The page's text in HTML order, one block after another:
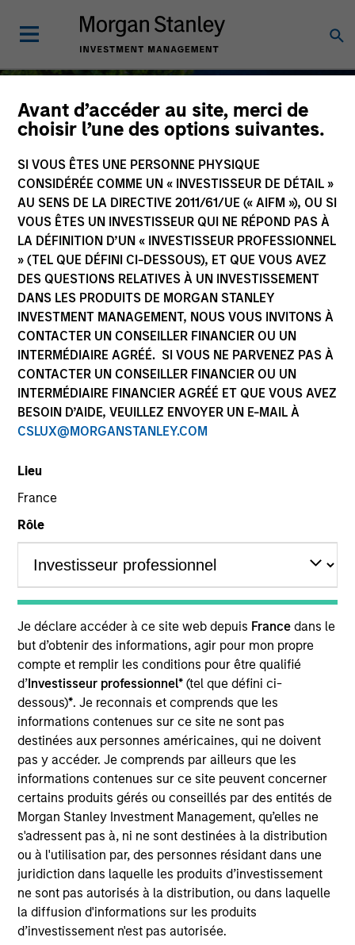
Avant d’accéder au site, merci de
choisir l’une des options suivantes.
SI VOUS ÊTES UNE PERSONNE PHYSIQUE
CONSIDÉRÉE COMME UN « INVESTISSEUR DE DÉTAIL »
AU SENS DE LA DIRECTIVE 2011/61/UE (« AIFM »), OU SI
VOUS ÊTES UN INVESTISSEUR QUI NE RÉPOND PAS À
LA DÉFINITION D’UN « INVESTISSEUR PROFESSIONNEL
» (TEL QUE DÉFINI CI-DESSOUS), ET QUE VOUS AVEZ
DES QUESTIONS RELATIVES À UN INVESTISSEMENT
DANS LES PRODUITS DE MORGAN STANLEY
INVESTMENT MANAGEMENT, NOUS VOUS INVITONS À
CONTACTER UN CONSEILLER FINANCIER OU UN
INTERMÉDIAIRE AGRÉÉ. SI VOUS NE PARVENEZ PAS À
CONTACTER UN CONSEILLER FINANCIER OU UN
INTERMÉDIAIRE FINANCIER AGRÉÉ ET QUE VOUS AVEZ
BESOIN D’AIDE, VEUILLEZ ENVOYER UN E-MAIL À
CSLUX@MORGANSTANLEY.COM
Lieu
France
Rôle
Je déclare accéder à ce site web depuis France dans le
but d’obtenir des informations, agir pour mon propre
compte et remplir les conditions pour être qualifié
d’Investisseur professionnel*(tel que défini ci-
dessous)*. Je reconnais et comprends que les
informations contenues sur ce site ne sont pas
destinées aux personnes américaines, qui ne doivent
pas y accéder. Je comprends par ailleurs que les
informations contenues sur ce site peuvent concerner
certains produits gérés ou conseillés par des entités de
Morgan Stanley Investment Management, qu’elles ne
s'adressent pas à, ni ne sont destinées à la distribution
ou à l'utilisation par, des personnes résidant dans une
juridiction dans laquelle les produits d’investissement
ne sont pas autorisés à la distribution, ou dans laquelle
la diffusion d'informations sur les produits
d’investissement n'est pas autorisée.
Investissement durable
En tant qu'investisseurs à long terme,
notre objectif commun est de créer de la
valeur à long terme pour nos clients, ce
qui guide notre approche de en
investissement durable.
Ressources
Les équipes de gestion de MSIM
intègrent l’évaluation des risques et
opportunités ESG potentiellement
importants sur le plan financier dans
les processus décisionnels en matière
d’investissement, selon les besoins et
les stratégies spécifiques de chaque
équipe. L’intégration de ces risques et
opportunités ESG peut se produire à
différentes étapes du cycle de vie de
l’investissement, notamment au
moment de l’exercice de due diligence
et de recherche, de la valorisation, de
la sélection d’actifs, de la construction
de portefeuille, des initiatives